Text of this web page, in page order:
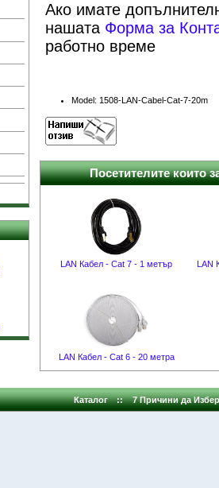
Ако имате
нашата Форма за
работно време
Model: 1508-LAN-Cabel-Cat-7-20m
Посетителите които
LAN Кабел - Cat 7 - 1 метър
LAN Кабел - Cat 6 - 20 метра
Каталог :: 7 Причини да